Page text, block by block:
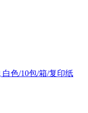
白色/10包/箱/复印纸